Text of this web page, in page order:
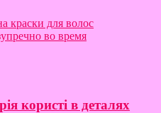
краски для волос
во время
користі в деталях